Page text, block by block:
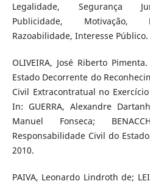
Legalidade, Segurança
Publicidade, Motivação,
Razoabilidade, Interesse Público.
OLIVEIRA, José Riberto
Estado Decorrente do
Civil Extracontratual no
In: GUERRA, Alexandre
Manuel Fonseca;
Responsabilidade Civil do
2010.
PAIVA, Leonardo Lindroth de;